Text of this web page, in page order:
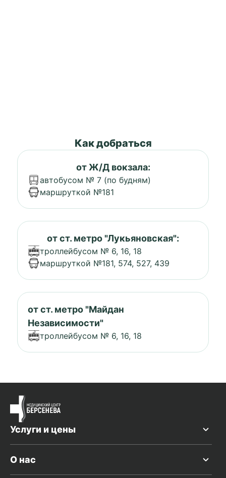
Как добраться
от Ж/Д вокзала:
автобусом № 7 (по будням)
маршруткой №181
от ст. метро "Лукьяновская":
троллейбусом № 6, 16, 18
маршруткой №181, 574, 527, 439
от ст. метро "Майдан
Независимости"
троллейбусом № 6, 16, 18
Услуги и цены
О нас